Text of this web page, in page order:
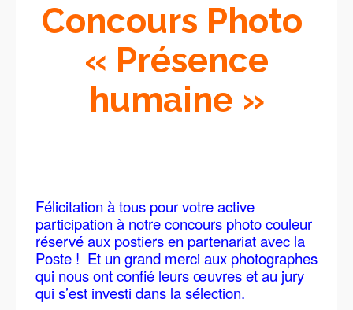
Concours Photo
« Présence
humaine »
Félicitation à tous pour votre active
participation à notre concours photo couleur
réservé aux postiers en partenariat avec la
Poste ! Et un grand merci aux photographes
qui nous ont confié leurs œuvres et au jury
qui s’est investi dans la sélection.